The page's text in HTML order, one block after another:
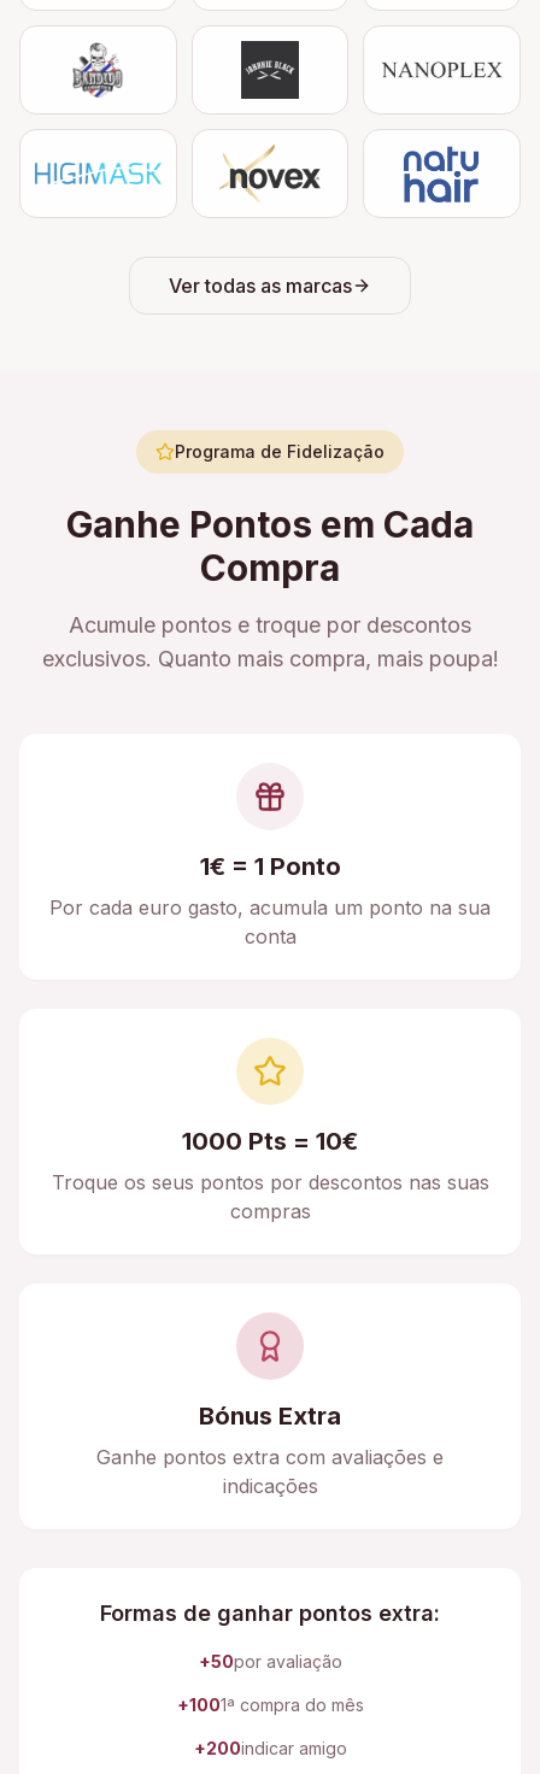
Ver todas as marcas
Programa de Fidelização
Ganhe Pontos em Cada
Compra
Acumule pontos e troque por descontos
exclusivos. Quanto mais compra, mais poupa!
1€ = 1 Ponto
Por cada euro gasto, acumula um ponto na sua
conta
1000 Pts = 10€
Troque os seus pontos por descontos nas suas
compras
Bónus Extra
Ganhe pontos extra com avaliações e
indicações
Formas de ganhar pontos extra:
+50por avaliação
+1001ª compra do mês
+200indicar amigo